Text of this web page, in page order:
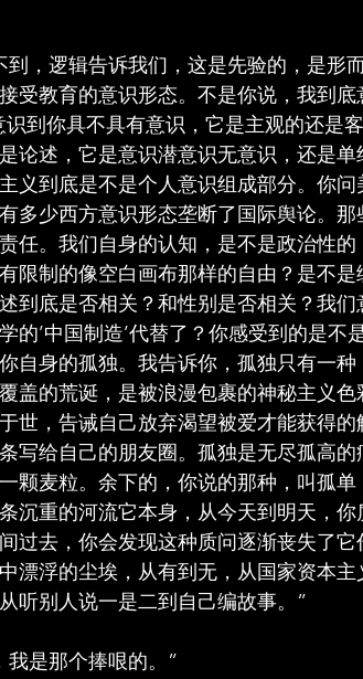
，逻辑告诉我们，这是先验的，是形
受教育的意识形态。不是你说，我到底
到你具不具有意识，它是主观的还是
论述，它是意识潜意识无意识，还是单
义到底是不是个人意识组成部分。你问
多少西方意识形态垄断了国际舆论。那
任。我们自身的认知，是不是政治性的
限制的像空白画布那样的自由？是不是
到底是否相关？和性别是否相关？我们
’中国制造’代替了？你感受到的是不
自身的孤独。我告诉你，孤独只有一种
盖的荒诞，是被浪漫包裹的神秘主义色
世，告诫自己放弃渴望被爱才能获得的
写给自己的朋友圈。孤独是无尽孤高的
颗麦粒。余下的，你说的那种，叫孤单
沉重的河流它本身，从今天到明天，你
过去，你会发现这种质问逐渐丧失了它
漂浮的尘埃，从有到无，从国家资本主
听别人说一是二到自己编故事。”
我是那个捧哏的。”